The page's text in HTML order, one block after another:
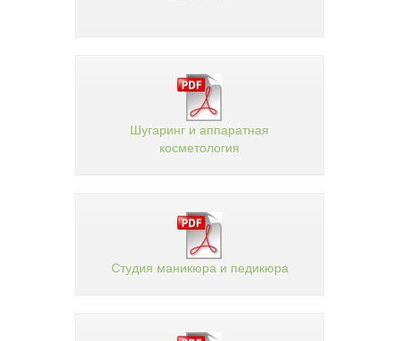
Шугаринг и аппаратная
косметология
Студия маникюра и педикюра